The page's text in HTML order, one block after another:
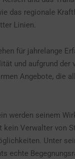
das regionale
Linien.
für jahrelange
und aufgrund der
Angebote, die
werden seinem
kein Verwalter von
Unter
echte